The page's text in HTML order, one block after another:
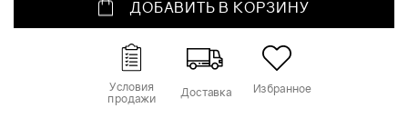
ДОБАВИТЬ В КОРЗИНУ
Условия
продажи Доставка Избранное